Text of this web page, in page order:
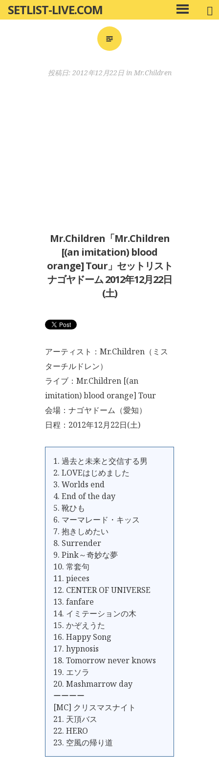
ン
SETLIST-LIVE.COM
メ
イ
投稿日: 2012年12月22日in Mr.Children
Mr.Children「Mr.Children
[(an imitation) blood
orange] Tour」セットリスト
ナゴヤドーム 2012年12月22日
(土)
アーティスト：Mr.Children（ミス
ターチルドレン）
ライブ：Mr.Children [(an
imitation) blood orange] Tour
会場：ナゴヤドーム（愛知）
日程：2012年12月22日(土)
1. 過去と未来と交信する男
2. LOVEはじめました
3. Worlds end
4. End of the day
5. 靴ひも
6. マーマレード・キッス
7. 抱きしめたい
8. Surrender
9. Pink～奇妙な夢
10. 常套句
11. pieces
12. CENTER OF UNIVERSE
13. fanfare
14. イミテーションの木
15. かぞえうた
16. Happy Song
17. hypnosis
18. Tomorrow never knows
19. エソラ
20. Mashmarrow day
ーーーー
[MC] クリスマスナイト
21. 天頂バス
22. HERO
23. 空風の帰り道